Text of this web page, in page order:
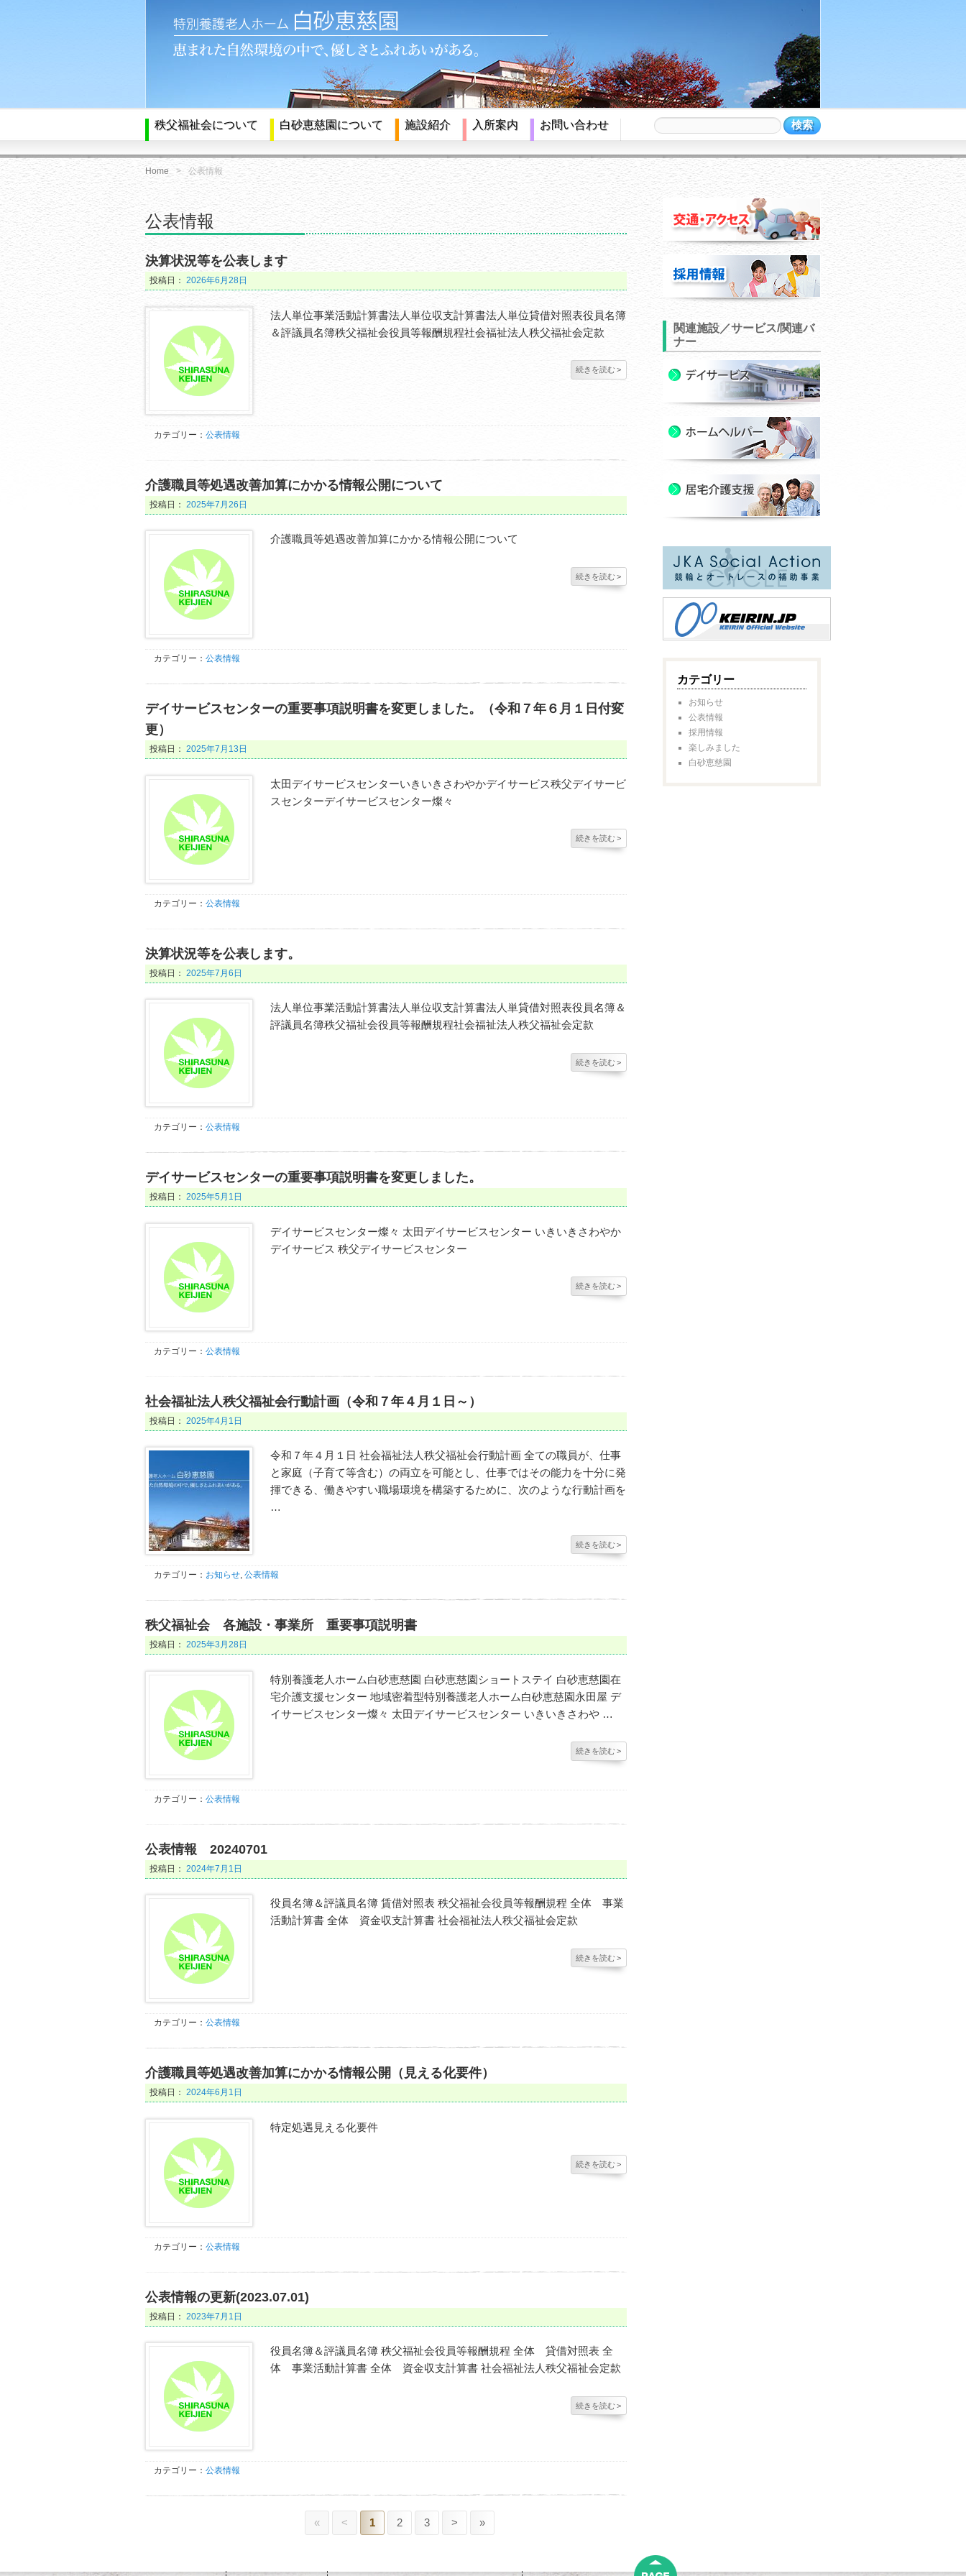
秩父福祉会について 白砂恵慈園について 施設紹介 入所案内 お問い合わせ
Home 公表情報
公表情報
決算状況等を公表します
投稿日： 2026年6月28日
法人単位事業活動計算書法人単位収支計算書法人単位貸借対照表役員名簿
＆評議員名簿秩父福祉会役員等報酬規程社会福祉法人秩父福祉会定款
続きを読む >
カテゴリー： 公表情報
介護職員等処遇改善加算にかかる情報公開について
投稿日： 2025年7月26日
介護職員等処遇改善加算にかかる情報公開について
続きを読む >
カテゴリー： 公表情報
デイサービスセンターの重要事項説明書を変更しました。（令和７年６月１日付変
更）
投稿日： 2025年7月13日
太田デイサービスセンターいきいきさわやかデイサービス秩父デイサービ
スセンターデイサービスセンター燦々
続きを読む >
カテゴリー： 公表情報
決算状況等を公表します。
投稿日： 2025年7月6日
法人単位事業活動計算書法人単位収支計算書法人単貸借対照表役員名簿＆
評議員名簿秩父福祉会役員等報酬規程社会福祉法人秩父福祉会定款
続きを読む >
カテゴリー： 公表情報
デイサービスセンターの重要事項説明書を変更しました。
投稿日： 2025年5月1日
デイサービスセンター燦々 太田デイサービスセンター いきいきさわやか
デイサービス 秩父デイサービスセンター
続きを読む >
カテゴリー： 公表情報
社会福祉法人秩父福祉会行動計画（令和７年４月１日～）
投稿日： 2025年4月1日
令和７年４月１日 社会福祉法人秩父福祉会行動計画 全ての職員が、仕事
と家庭（子育て等含む）の両立を可能とし、仕事ではその能力を十分に発
揮できる、働きやすい職場環境を構築するために、次のような行動計画を
…
続きを読む >
カテゴリー： お知らせ, 公表情報
秩父福祉会 各施設・事業所 重要事項説明書
投稿日： 2025年3月28日
特別養護老人ホーム白砂恵慈園 白砂恵慈園ショートステイ 白砂恵慈園在
宅介護支援センター 地域密着型特別養護老人ホーム白砂恵慈園永田屋 デ
イサービスセンター燦々 太田デイサービスセンター いきいきさわや …
続きを読む >
カテゴリー： 公表情報
公表情報 20240701
投稿日： 2024年7月1日
役員名簿＆評議員名簿 賃借対照表 秩父福祉会役員等報酬規程 全体 事業
活動計算書 全体 資金収支計算書 社会福祉法人秩父福祉会定款
続きを読む >
カテゴリー： 公表情報
介護職員等処遇改善加算にかかる情報公開（見える化要件）
投稿日： 2024年6月1日
特定処遇見える化要件
続きを読む >
カテゴリー： 公表情報
公表情報の更新(2023.07.01)
投稿日： 2023年7月1日
役員名簿＆評議員名簿 秩父福祉会役員等報酬規程 全体 貸借対照表 全
体 事業活動計算書 全体 資金収支計算書 社会福祉法人秩父福祉会定款
続きを読む >
カテゴリー： 公表情報
« < 1 2 3 > »
関連施設／サービス/関連バ
ナー
カテゴリー
お知らせ
公表情報
採用情報
楽しみました
白砂恵慈園